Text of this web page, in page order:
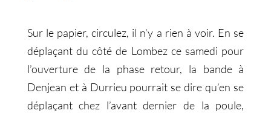
Sur le papier, circulez, il n’y a rien à voir. En se
déplaçant du côté de Lombez ce samedi pour
l’ouverture de la phase retour, la bande à
Denjean et à Durrieu pourrait se dire qu’en se
déplaçant chez l’avant dernier de la poule,